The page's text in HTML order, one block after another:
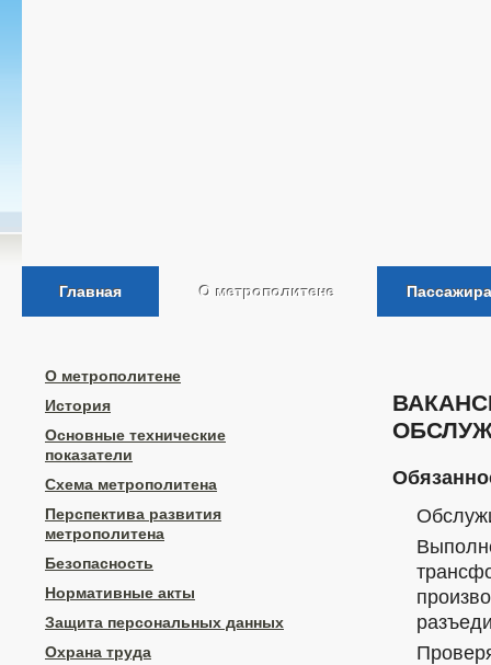
Главная О метрополитене
О метрополитене
История
Основные технические
показатели
Схема метрополитена
Перспектива развития
метрополитена
Безопасность
Нормативные акты
Защита персональных данных
Охрана труда